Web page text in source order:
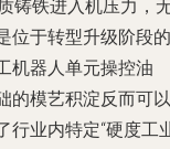
铸铁进入机压力，
位于转型升级阶段的
机器人单元操控油
的模艺积淀反而可以
行业内特定“硬度工